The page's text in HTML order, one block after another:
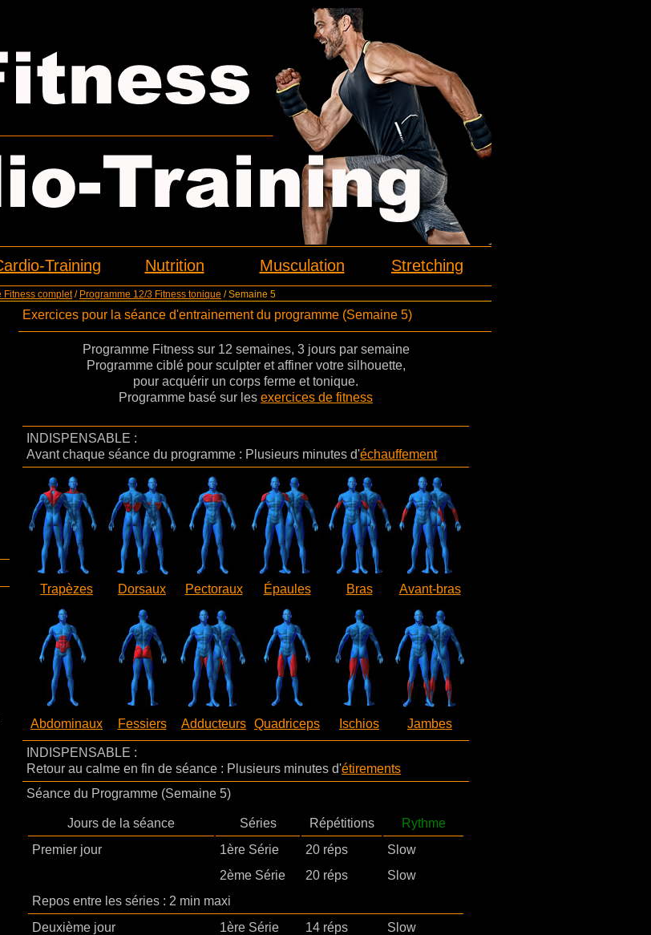
Training Nutrition Musculation Stretching
Fitness complet/ Programme 12/3 Fitness tonique / Semaine 5
Exercices pour la séance d'entrainement du programme (Semaine 5)
Programme Fitness sur 12 semaines, 3 jours par semaine
Programme ciblé pour sculpter et affiner votre silhouette,
pour acquérir un corps ferme et tonique.
Programme basé sur les exercices de fitness
INDISPENSABLE :
Avant chaque séance du programme : Plusieurs minutes d'échauffement
Trapèzes Dorsaux Pectoraux Épaules Bras Avant-bras
Abdominaux Fessiers Adducteurs Quadriceps Ischios Jambes
INDISPENSABLE :
Retour au calme en fin de séance : Plusieurs minutes d'étirements
Séance du Programme (Semaine 5)
Jours de la séance Séries Répétitions
Rythme
Premier jour
1ère Série 20 réps
Slow
2ème Série
20 réps
Slow
Repos entre les séries : 2 min maxi
Deuxième jour
1ère Série 14 réps
Slow